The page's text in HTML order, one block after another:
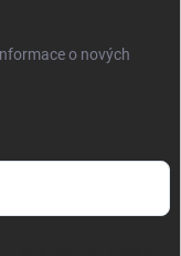
o nových